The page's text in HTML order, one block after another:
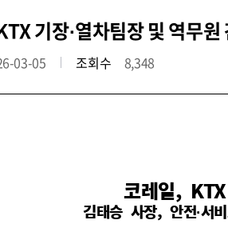
기장·열차팀장 및 역무원
03-05 조회수 8,348
코레일,
김태승 사장, 안전·서